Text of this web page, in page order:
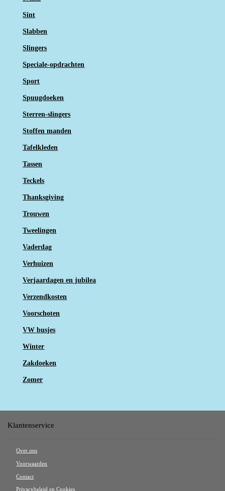
Sint
Slabben
Slingers
Speciale-opdrachten
Sport
Spuugdoeken
Sterren-slingers
Stoffen manden
Tafelkleden
Tassen
Teckels
Thanksgiving
Trouwen
Tweelingen
Vaderdag
Verhuizen
Verjaardagen en jubilea
Verzendkosten
Voorschoten
VW busjes
Winter
Zakdoeken
Zomer
Klantenservice
Over ons
Voorwaarden
Contact
Privacybeleid en Cookies